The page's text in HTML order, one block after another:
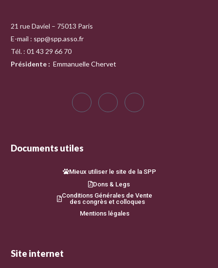
21 rue Daviel – 75013 Paris
E-mail : spp@spp.asso.fr
Tél. : 01 43 29 66 70
Présidente : Emmanuelle Chervet
Documents utiles
Mieux utiliser le site de la SPP
Dons & Legs
Conditions Générales de Vente
des congrès et colloques
Mentions légales
Site internet